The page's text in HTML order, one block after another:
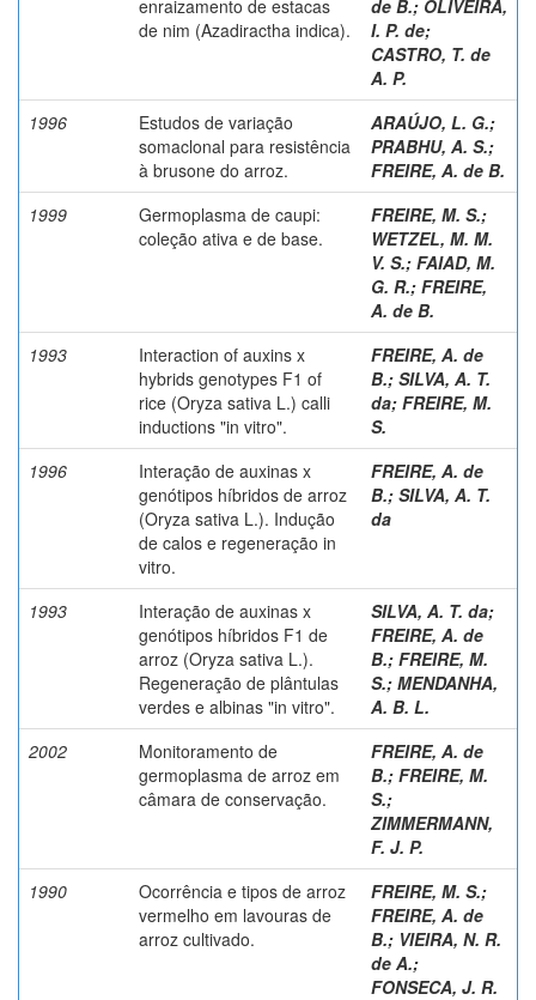
enraizamento de estacas
de nim (Azadiractha indica).
de B.; OLIVEIRA,
I. P. de;
CASTRO, T. de
A. P.
1996
Estudos de variação
somaclonal para resistência
à brusone do arroz.
ARAÚJO, L. G.;
PRABHU, A. S.;
FREIRE, A. de B.
1999
Germoplasma de caupi:
coleção ativa e de base.
FREIRE, M. S.;
WETZEL, M. M.
V. S.; FAIAD, M.
G. R.; FREIRE,
A. de B.
1993
Interaction of auxins x
hybrids genotypes F1 of
rice (Oryza sativa L.) calli
inductions "in vitro".
FREIRE, A. de
B.; SILVA, A. T.
da; FREIRE, M.
S.
1996
Interação de auxinas x
genótipos híbridos de arroz
(Oryza sativa L.). Indução
de calos e regeneração in
vitro.
FREIRE, A. de
B.; SILVA, A. T.
da
1993
Interação de auxinas x
genótipos híbridos F1 de
arroz (Oryza sativa L.).
Regeneração de plântulas
verdes e albinas "in vitro".
SILVA, A. T. da;
FREIRE, A. de
B.; FREIRE, M.
S.; MENDANHA,
A. B. L.
2002
Monitoramento de
germoplasma de arroz em
câmara de conservação.
FREIRE, A. de
B.; FREIRE, M.
S.;
ZIMMERMANN,
F. J. P.
1990
Ocorrência e tipos de arroz
vermelho em lavouras de
arroz cultivado.
FREIRE, M. S.;
FREIRE, A. de
B.; VIEIRA, N. R.
de A.;
FONSECA, J. R.